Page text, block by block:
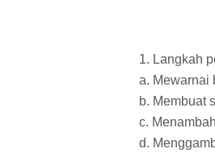
1. Langkah
a. Mewarnai
b. Membuat
c.
d.